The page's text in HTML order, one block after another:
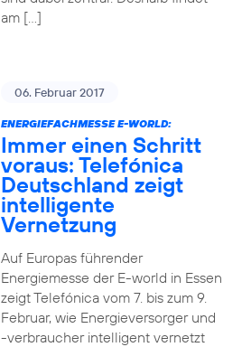
am […]
06. Februar 2017
ENERGIEFACHMESSE E-WORLD:
Immer einen Schritt
voraus: Telefónica
Deutschland zeigt
intelligente
Vernetzung
Auf Europas führender
Energiemesse der E-world in Essen
zeigt Telefónica vom 7. bis zum 9.
Februar, wie Energieversorger und
-verbraucher intelligent vernetzt